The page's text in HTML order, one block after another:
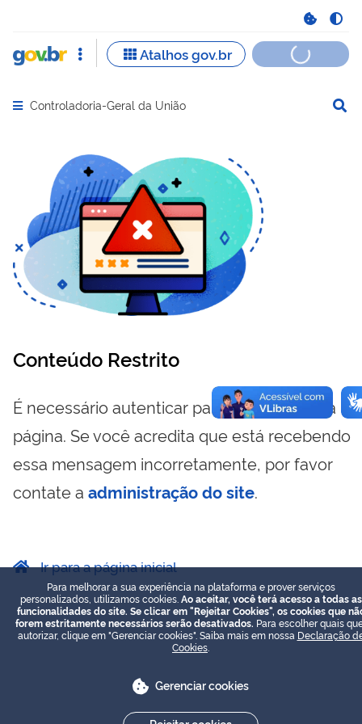
Abrir menu principal de navegação
Controladoria-Geral da União
Conteúdo Restrito
É necessário autenticar para visualizar essa
página. Se você acredita que está recebendo
essa mensagem incorretamente, por favor
contate a administração do site.
Ir para a página inicial
Para melhorar a sua experiência na plataforma e prover serviços
personalizados, utilizamos cookies. Ao aceitar, você terá acesso a todas as
funcionalidades do site. Se clicar em "Rejeitar Cookies", os cookies que
forem estritamente necessários serão desativados. Para escolher quais
autorizar, clique em "Gerenciar cookies". Saiba mais em nossa Declaração
Cookies
Gerenciar cookies